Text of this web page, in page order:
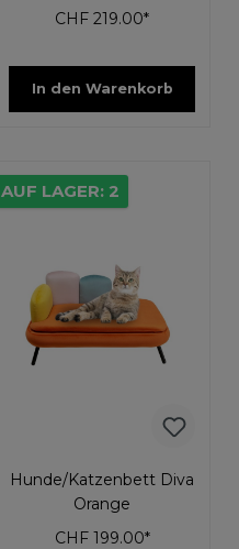
CHF 219.00*
In den Warenkorb
AUF LAGER: 2
Hunde/Katzenbett Diva
Orange
CHF 199.00*